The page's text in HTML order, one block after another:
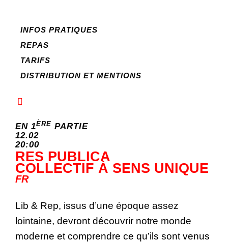
INFOS PRATIQUES
REPAS
TARIFS
DISTRIBUTION ET MENTIONS
EN 1ÈRE PARTIE
12.02
20:00
RES PUBLICA
COLLECTIF À SENS UNIQUE
FR
Lib & Rep, issus d’une époque assez
lointaine, devront découvrir notre monde
moderne et comprendre ce qu’ils sont venus